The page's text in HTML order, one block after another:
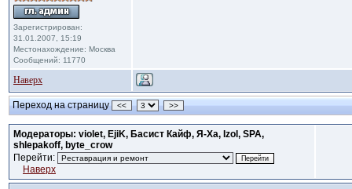
Зарегистрирован:
31.01.2007, 15:19
Местонахождение: Москва
Сообщений: 11770
Наверх
Переход на страницу << >>
Модераторы: violet, EjiK, Басист Кайф, Я-Ха, Izol, SPA,
shlepakoff, byte_crow
Перейти:
Наверх